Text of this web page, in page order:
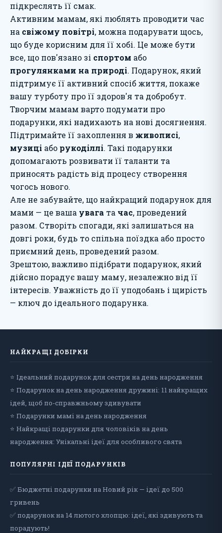
підкреслять її смак.
Активним мамам, які люблять проводити час
на свіжому повітрі, можна подарувати щось,
що буде корисним для її хобі. Це може бути
все, що пов'язано зі спортом або
прогулянками на природі. Подарунок, який
підтримує її активний спосіб життя, покаже
вашу турботу про її здоров'я та добробут.
Творчим мамам варто подумати про
подарунки, які надихають на нові досягнення.
Підтримайте її захоплення в живописі,
музиці або рукоділлі. Такі подарунки
допомагають розвивати її таланти та
приносять радість від процесу створення
чогось нового.
Але не забувайте, що найкращий подарунок для
мами — це ваша увага та час, проведений
разом. Створіть спогади, які залишаться на
довгі роки, будь то спільна поїздка або просто
приємний день, проведений разом.
Зрештою, важливо підібрати подарунок, який
дійсно порадує вашу маму, незалежно від її
інтересів. Уважність до її уподобань і щирість
— ключ до ідеального подарунка.
НАЙКРАЩІ ДОБІРКИ
⭐ Ідеальний подарунок для сестри на день народження
⭐ Подарунок на день народження дружині: 11 найкращих
ідей, щоб по-справжньому здивувати
⭐ Подарунки мамі на день народження
⭐ Найкращі подарунки для чоловіків на день
народження: Унікальні ідеї для особливого свята
ПОПУЛЯРНІ ІДЕЇ ПОДАРУНКІВ
✅ Бюджетні подарунки на Новий рік — ідеї до 500
гривень
✅ подарунок на 14 лютого хлопцю: ідеї, які здивують та
порадують!